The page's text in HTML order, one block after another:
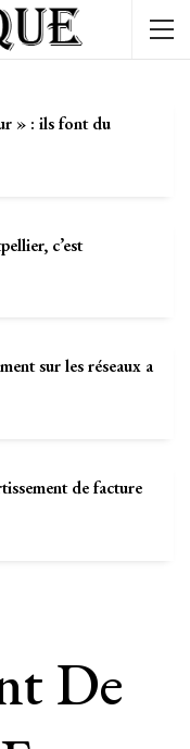
» : ils font du
c’est
sur les réseaux a
de facture
De